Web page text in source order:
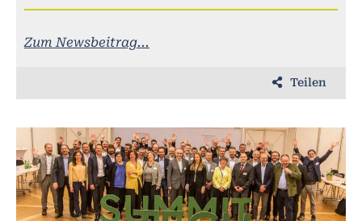
Zum Newsbeitrag...
Teilen